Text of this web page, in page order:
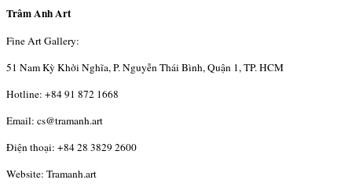
Trâm Anh Art
Fine Art Gallery:
51 Nam Kỳ Khởi Nghĩa, P. Nguyễn Thái Bình, Quận 1, TP. HCM
Hotline: +84 91 872 1668
Email: cs@tramanh.art
Điện thoại: +84 28 3829 2600
Website: Tramanh.art